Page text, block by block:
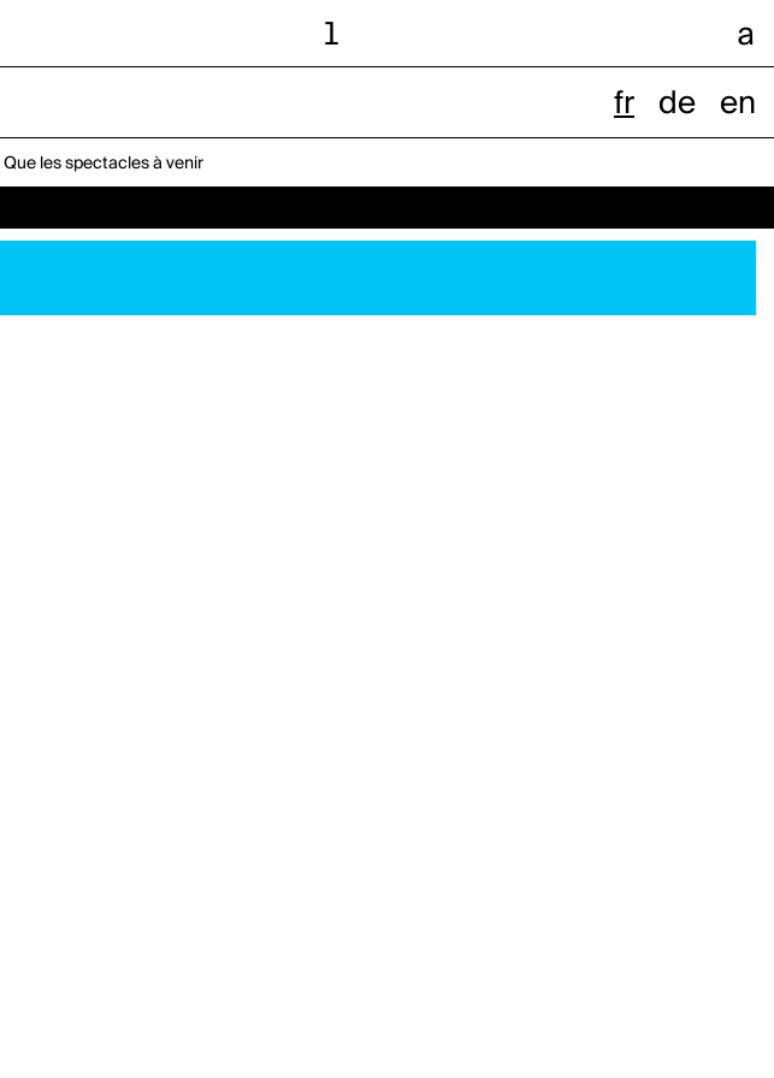
l a
fr de en
Que les spectacles à venir